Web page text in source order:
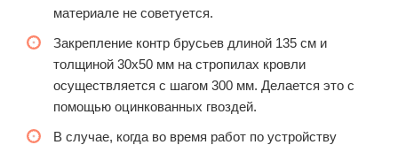
материале не советуется.
Закрепление контр брусьев длиной 135 см и
толщиной 30х50 мм на стропилах кровли
осуществляется с шагом 300 мм. Делается это с
помощью оцинкованных гвоздей.
В случае, когда во время работ по устройству